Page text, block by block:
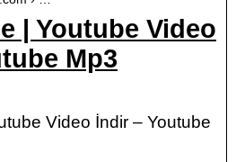
| Youtube Video
Mp3
Video İndir – Youtube